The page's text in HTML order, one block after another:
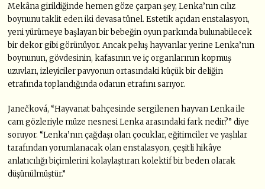
Mekâna girildiğinde hemen göze çarpan şey, Lenka’nın cılız
boynunu taklit eden iki devasa tünel. Estetik açıdan enstalasyon,
yeni yürümeye başlayan bir bebeğin oyun parkında bulunabilecek
bir dekor gibi görünüyor. Ancak peluş hayvanlar yerine Lenka’nın
boynunun, gövdesinin, kafasının ve iç organlarının kopmuş
uzuvları, izleyiciler pavyonun ortasındaki küçük bir deliğin
etrafında toplandığında odanın etrafını sarıyor.
Janečková, “Hayvanat bahçesinde sergilenen hayvan Lenka ile
cam gözleriyle müze nesnesi Lenka arasındaki fark nedir?” diye
soruyor. “Lenka’nın çağdaşı olan çocuklar, eğitimciler ve yaşlılar
tarafından yorumlanacak olan enstalasyon, çeşitli hikâye
anlatıcılığı biçimlerini kolaylaştıran kolektif bir beden olarak
düşünülmüştür.”